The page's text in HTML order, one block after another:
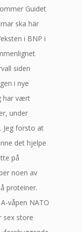
Guidet
ska här
i BNP i
siden
i nye
har vært
under
Jeg forsto at
det hjelpe
på
noen av
proteiner.
våpen NATO
sex store